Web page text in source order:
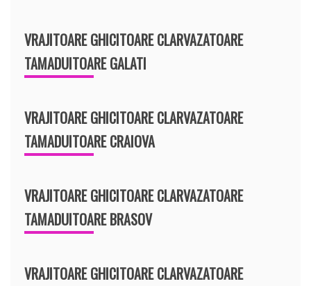
VRAJITOARE GHICITOARE CLARVAZATOARE
TAMADUITOARE GALATI
VRAJITOARE GHICITOARE CLARVAZATOARE
TAMADUITOARE CRAIOVA
VRAJITOARE GHICITOARE CLARVAZATOARE
TAMADUITOARE BRASOV
VRAJITOARE GHICITOARE CLARVAZATOARE